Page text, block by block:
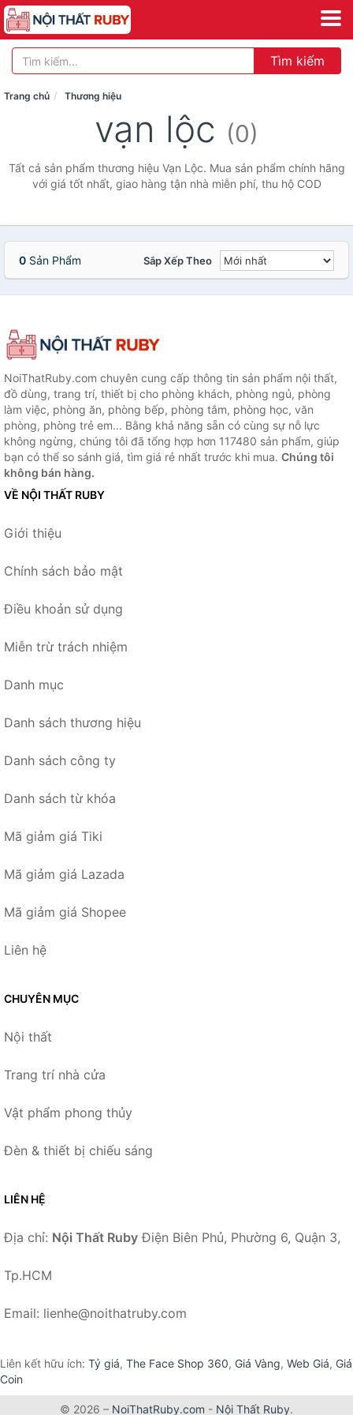
Tìm kiếm
Trang chủ Thương hiệu
vạn lộc (0)
Tất cả sản phẩm thương hiệu Vạn Lộc. Mua sản phẩm chính hãng
với giá tốt nhất, giao hàng tận nhà miễn phí, thu hộ COD
0 Sản Phẩm Sắp Xếp Theo
NoiThatRuby.com chuyên cung cấp thông tin sản phẩm nội thất,
đồ dùng, trang trí, thiết bị cho phòng khách, phòng ngủ, phòng
làm việc, phòng ăn, phòng bếp, phòng tắm, phòng học, văn
phòng, phòng trẻ em... Bằng khả năng sẵn có cùng sự nỗ lực
không ngừng, chúng tôi đã tổng hợp hơn 117480 sản phẩm, giúp
bạn có thể so sánh giá, tìm giá rẻ nhất trước khi mua. Chúng tôi
không bán hàng.
VỀ NỘI THẤT RUBY
Giới thiệu
Chính sách bảo mật
Điều khoản sử dụng
Miễn trừ trách nhiệm
Danh mục
Danh sách thương hiệu
Danh sách công ty
Danh sách từ khóa
Mã giảm giá Tiki
Mã giảm giá Lazada
Mã giảm giá Shopee
Liên hệ
CHUYÊN MỤC
Nội thất
Trang trí nhà cửa
Vật phẩm phong thủy
Đèn & thiết bị chiếu sáng
LIÊN HỆ
Địa chỉ: Nội Thất Ruby Điện Biên Phủ, Phường 6, Quận 3,
Tp.HCM
Email: lienhe@noithatruby.com
Liên kết hữu ích: Tỷ giá, The Face Shop 360, Giá Vàng, Web Giá, Giá
Coin
© 2026 – NoiThatRuby.com - Nội Thất Ruby.